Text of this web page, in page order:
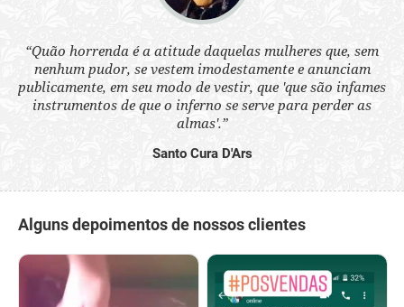
“Quão horrenda é a atitude daquelas mulheres que, sem
nenhum pudor, se vestem imodestamente e anunciam
publicamente, em seu modo de vestir, que 'que são infames
instrumentos de que o inferno se serve para perder as
almas'.”
Santo Cura D'Ars
Alguns depoimentos de nossos clientes